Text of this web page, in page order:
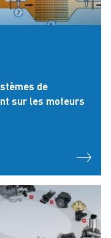
de
sur les moteurs